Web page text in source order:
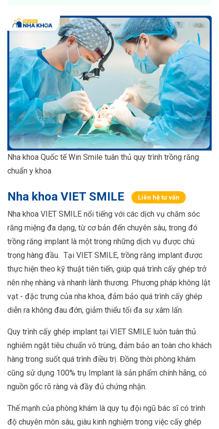
Nha khoa Quốc tế Win Smile tuân thủ quy trình trồng răng
chuẩn y khoa
Nha khoa VIET SMILE Liên hệ tư vấn
Nha khoa VIET SMILE nổi tiếng với các dịch vụ chăm sóc
răng miệng đa dạng, từ cơ bản đến chuyên sâu, trong đó
trồng răng implant là một trong những dịch vụ được chú
trọng hàng đầu. Tại VIET SMILE, trồng răng implant được
thực hiện theo kỹ thuật tiên tiến, giúp quá trình cấy ghép trở
nên nhẹ nhàng và nhanh lành thương. Phương pháp không lật
vạt - đặc trưng của nha khoa, đảm bảo quá trình cấy ghép
diễn ra không đau đớn, giảm thiểu tối đa sự xâm lấn.
Quy trình cấy ghép implant tại VIET SMILE luôn tuân thủ
nghiêm ngặt tiêu chuẩn vô trùng, đảm bảo an toàn cho khách
hàng trong suốt quá trình điều trị. Đồng thời phòng khám
cũng sử dụng 100% trụ Implant là sản phẩm chính hãng, có
nguồn gốc rõ ràng và đầy đủ chứng nhận.
Thế mạnh của phòng khám là quy tụ đội ngũ bác sĩ có trình
độ chuyên môn sâu, giàu kinh nghiệm trong việc cấy ghép